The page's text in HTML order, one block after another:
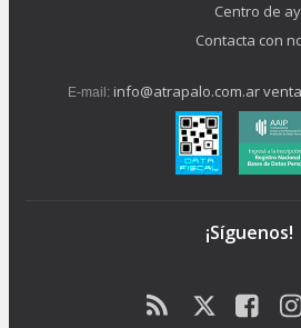
Centro de
Contacta con
E-mail: info@atrapalo.com.ar
¡Síguenos!